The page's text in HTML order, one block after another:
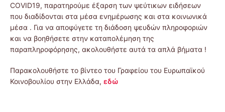
COVID19, παρατηρούμε έξαρση των ψεύτικων ειδήσεων
που διαδίδονται στα μέσα ενημέρωσης και στα κοινωνικά
μέσα . Για να αποφύγετε τη διάδοση ψευδών πληροφοριών
και να βοηθήσετε στην καταπολέμηση της
παραπληροφόρησης, ακολουθήστε αυτά τα απλά βήματα !
Παρακολουθήστε το βίντεο του Γραφείου του Ευρωπαϊκού
Κοινοβουλίου στην Ελλάδα, εδώ